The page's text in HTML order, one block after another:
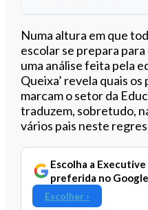
Ouvir
Numa altura em que
escolar se prepara
uma análise feita pela
Queixa’ revela quais
marcam o setor da
traduzem, sobretudo,
vários pais neste
Escolha a
preferida no Google
Escolher ›